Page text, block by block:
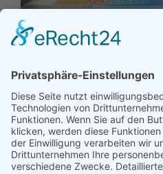
Neu in Intrexx: Der
Artikelimport​
04.12.2025